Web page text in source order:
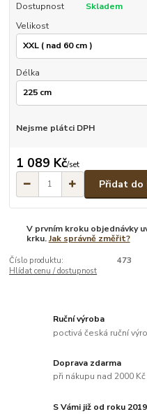
Dostupnost
Skladem
Velikost
Délka
Nejsme plátci DPH
1 089 Kč/set
Přidat do
V prvním kroku objednávky
krku.Jak správně změřit?
Číslo produktu:
473
Hlídat cenu / dostupnost
Ruční výroba
poctivá česká ruční
Doprava zdarma
při nákupu nad 2000
S Vámi již od roku 2019